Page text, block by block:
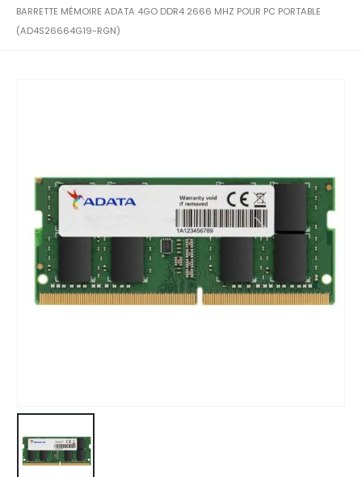
BARRETTE MÉMOIRE ADATA 4GO DDR4 2666 MHZ POUR PC PORTABLE
(AD4S26664G19-RGN)